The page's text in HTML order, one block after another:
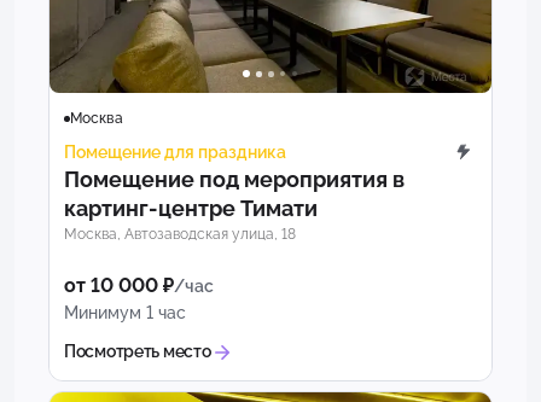
Москва
Помещение для праздника
Помещение под мероприятия в
картинг-центре Тимати
Москва, Автозаводская улица, 18
от 10 000 ₽/час
Минимум 1 час
Посмотреть место